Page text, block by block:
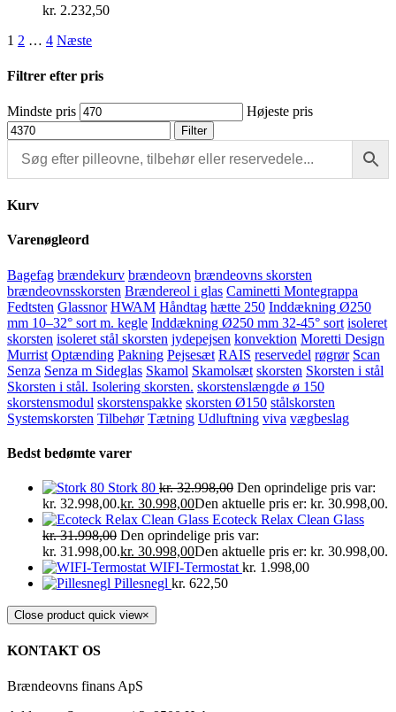
kr. 2.232,50
1 2 … 4 Næste
Filtrer efter pris
Mindste pris Højeste pris
Filter
Kurv
Varenøgleord
Bagefag brændekurv brændeovn brændeovns skorsten
brændeovnsskorsten Brændereol i glas Caminetti Montegrappa
Fedtsten Glassnor HWAM Håndtag hætte 250 Inddækning Ø250
mm 10–32° sort m. kegle Inddækning Ø250 mm 32-45° sort isoleret
skorsten isoleret stål skorsten jydepejsen konvektion Moretti Design
Murrist Optænding Pakning Pejsesæt RAIS reservedel røgrør Scan
Senza Senza m Sideglas Skamol Skamolsæt skorsten Skorsten i stål
Skorsten i stål. Isolering skorsten. skorstenslængde ø 150
skorstensmodul skorstenspakke skorsten Ø150 stålskorsten
Systemskorsten Tilbehør Tætning Udluftning viva vægbeslag
Bedst bedømte varer
Stork 80 kr.32.998,00 Den oprindelige pris var:
kr. 32.998,00.kr. 30.998,00Den aktuelle pris er: kr. 30.998,00.
Ecoteck Relax Clean Glass
kr.31.998,00 Den oprindelige pris var:
kr. 31.998,00.kr. 30.998,00Den aktuelle pris er: kr. 30.998,00.
WIFI-Termostat kr. 1.998,00
Pillesnegl kr. 622,50
Close product quick view×
KONTAKT OS
Brændeovns finans ApS